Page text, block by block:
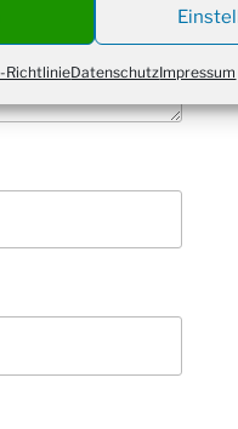
RichtlinieDatenschutzImpressum